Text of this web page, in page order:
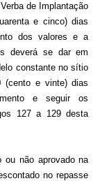
de Implantação
e cinco) dias
dos valores e a
deverá se dar em
constante no sítio
(cento e vinte) dias
e seguir os
127 a 129 desta
ou não aprovado na
no repasse